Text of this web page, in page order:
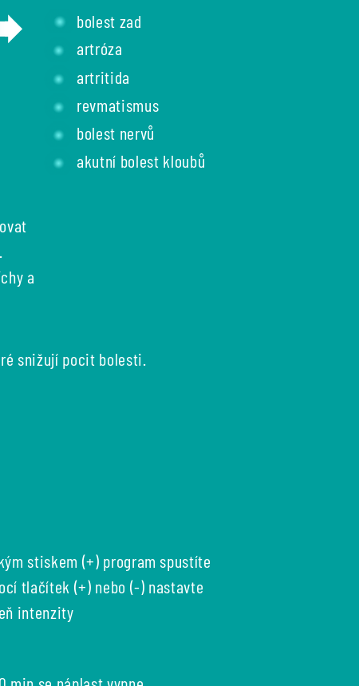
bolest zad
artróza
artritida
revmatismus
akutní bolest kloubů
bolest nervů
a
snižují pocit bolesti.
stiskem (+) program spustíte
tlačítek (+) nebo (-) nastavte
intenzity